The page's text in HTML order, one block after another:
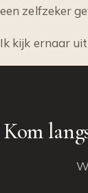
een zelfzeker
Ik kijk ernaar
Kom